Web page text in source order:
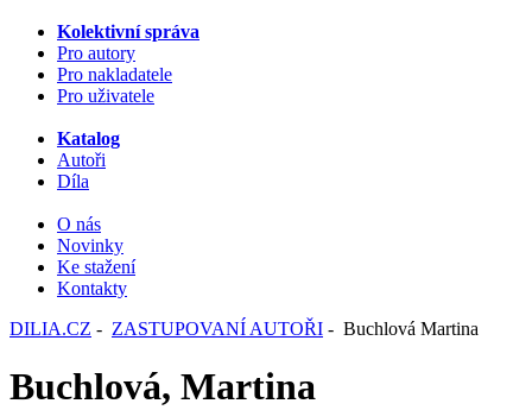
Kolektivní správa
Pro autory
Pro nakladatele
Pro uživatele
Katalog
Autoři
Díla
O nás
Novinky
Ke stažení
Kontakty
DILIA.CZ - ZASTUPOVANÍ AUTOŘI - Buchlová Martina
Buchlová, Martina